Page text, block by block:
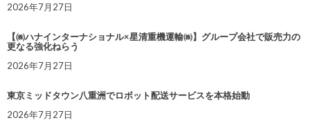
2026年7月27日
【㈱ハナインターナショナル×星清重機運輸㈱】グループ会社で販売力の
更なる強化ねらう
2026年7月27日
東京ミッドタウン八重洲でロボット配送サービスを本格始動
2026年7月27日